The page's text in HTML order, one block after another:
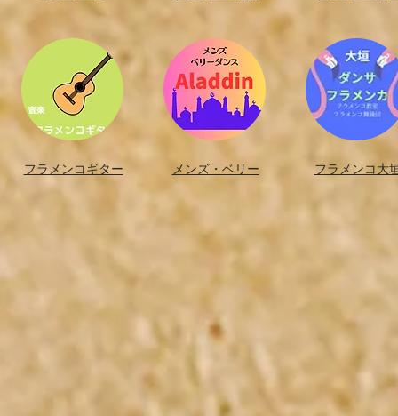
フラメンコギター​ メンズ・ベリー フラメンコ大